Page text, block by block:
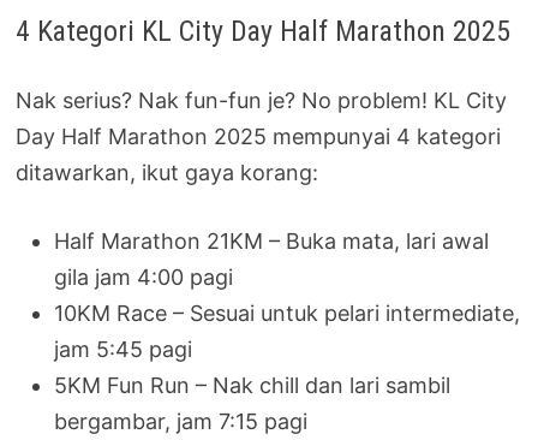
4 Kategori KL City Day Half Marathon 2025
Nak serius? Nak fun-fun je? No problem! KL City
Day Half Marathon 2025 mempunyai 4 kategori
ditawarkan, ikut gaya korang:
Half Marathon 21KM – Buka mata, lari awal
gila jam 4:00 pagi
10KM Race – Sesuai untuk pelari intermediate,
jam 5:45 pagi
5KM Fun Run – Nak chill dan lari sambil
bergambar, jam 7:15 pagi